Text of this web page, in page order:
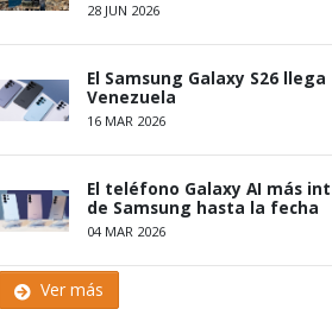
28 JUN 2026
El Samsung Galaxy S26 llega
Venezuela
16 MAR 2026
El teléfono Galaxy AI más
de Samsung hasta la fecha
04 MAR 2026
Ver más